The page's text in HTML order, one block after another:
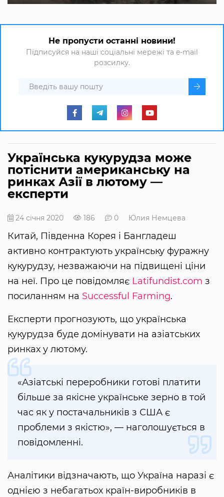
Не пропусти останні новини!
Підписуйся на наші соціальні мережі та e-mail
розсилку.
Українська кукурудза може
потіснити американську на
ринках Азії в лютому —
експерти
24 січня 2020 186 0 Юлия Немцева
Китай, Південна Корея і Бангладеш
активно контрактують українську фуражну
кукурудзу, незважаючи на підвищені ціни
на неї. Про це повідомляє Latifundist.com з
посиланням на Successful Farming.
Експерти прогнозують, що українська
кукурудза буде домінувати на азіатських
ринках у лютому.
«Азіатські переробники готові платити
більше за якісне українське зерно в той
час як у постачальників з США є
проблеми з якістю», — наголошується в
повідомленні.
Аналітики відзначають, що Україна наразі є
однією з небагатьох країн-виробників в